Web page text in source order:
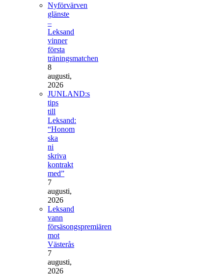
Nyförvärven
glänste
–
Leksand
vinner
första
träningsmatchen
8
augusti,
2026
JUNLAND:s
tips
till
Leksand:
“Honom
ska
ni
skriva
kontrakt
med”
7
augusti,
2026
Leksand
vann
försäsongspremiären
mot
Västerås
7
augusti,
2026